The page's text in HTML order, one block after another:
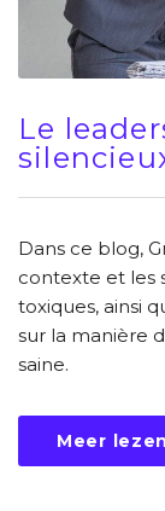
Le
Dans ce blog,
contexte et les
toxiques, ainsi
sur la manière
saine.
Meer lezen